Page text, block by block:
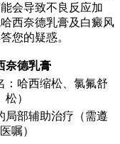
会导致不良反应加
西奈德乳膏及白癜风
您的疑惑。
奈德乳膏
：哈西缩松、氯氟舒
松）
局部辅助治疗（需遵
医嘱）